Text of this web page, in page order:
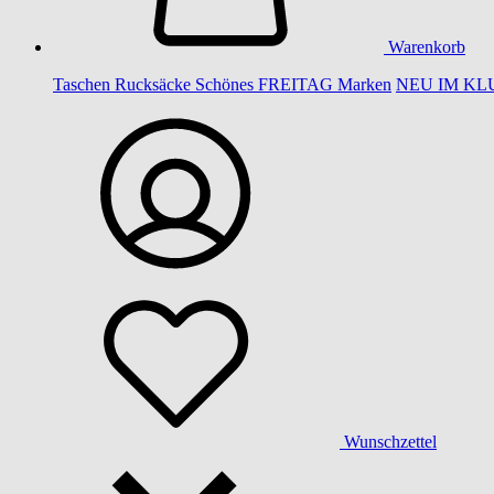
Warenkorb
Taschen Rucksäcke Schönes FREITAG Marken NEU IM
Wunschzettel